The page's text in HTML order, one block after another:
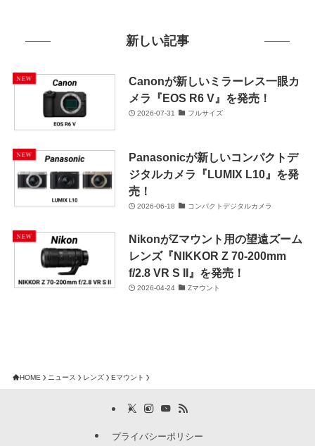
新しい記事
Canonが新しいミラーレス一眼カ
メラ『EOS R6 V』を発売！
2026-07-31 フルサイズ
Panasonicが新しいコンパクトデ
ジタルカメラ『LUMIX L10』を発
売！
2026-06-18 コンパクトデジタルカメラ
NikonがZマウント用の望遠ズーム
レンズ『NIKKOR Z 70-200mm
f/2.8 VR S II』を発売！
2026-04-24 Zマウント
HOME ニュース レンズ Eマウント
プライバシーポリシー